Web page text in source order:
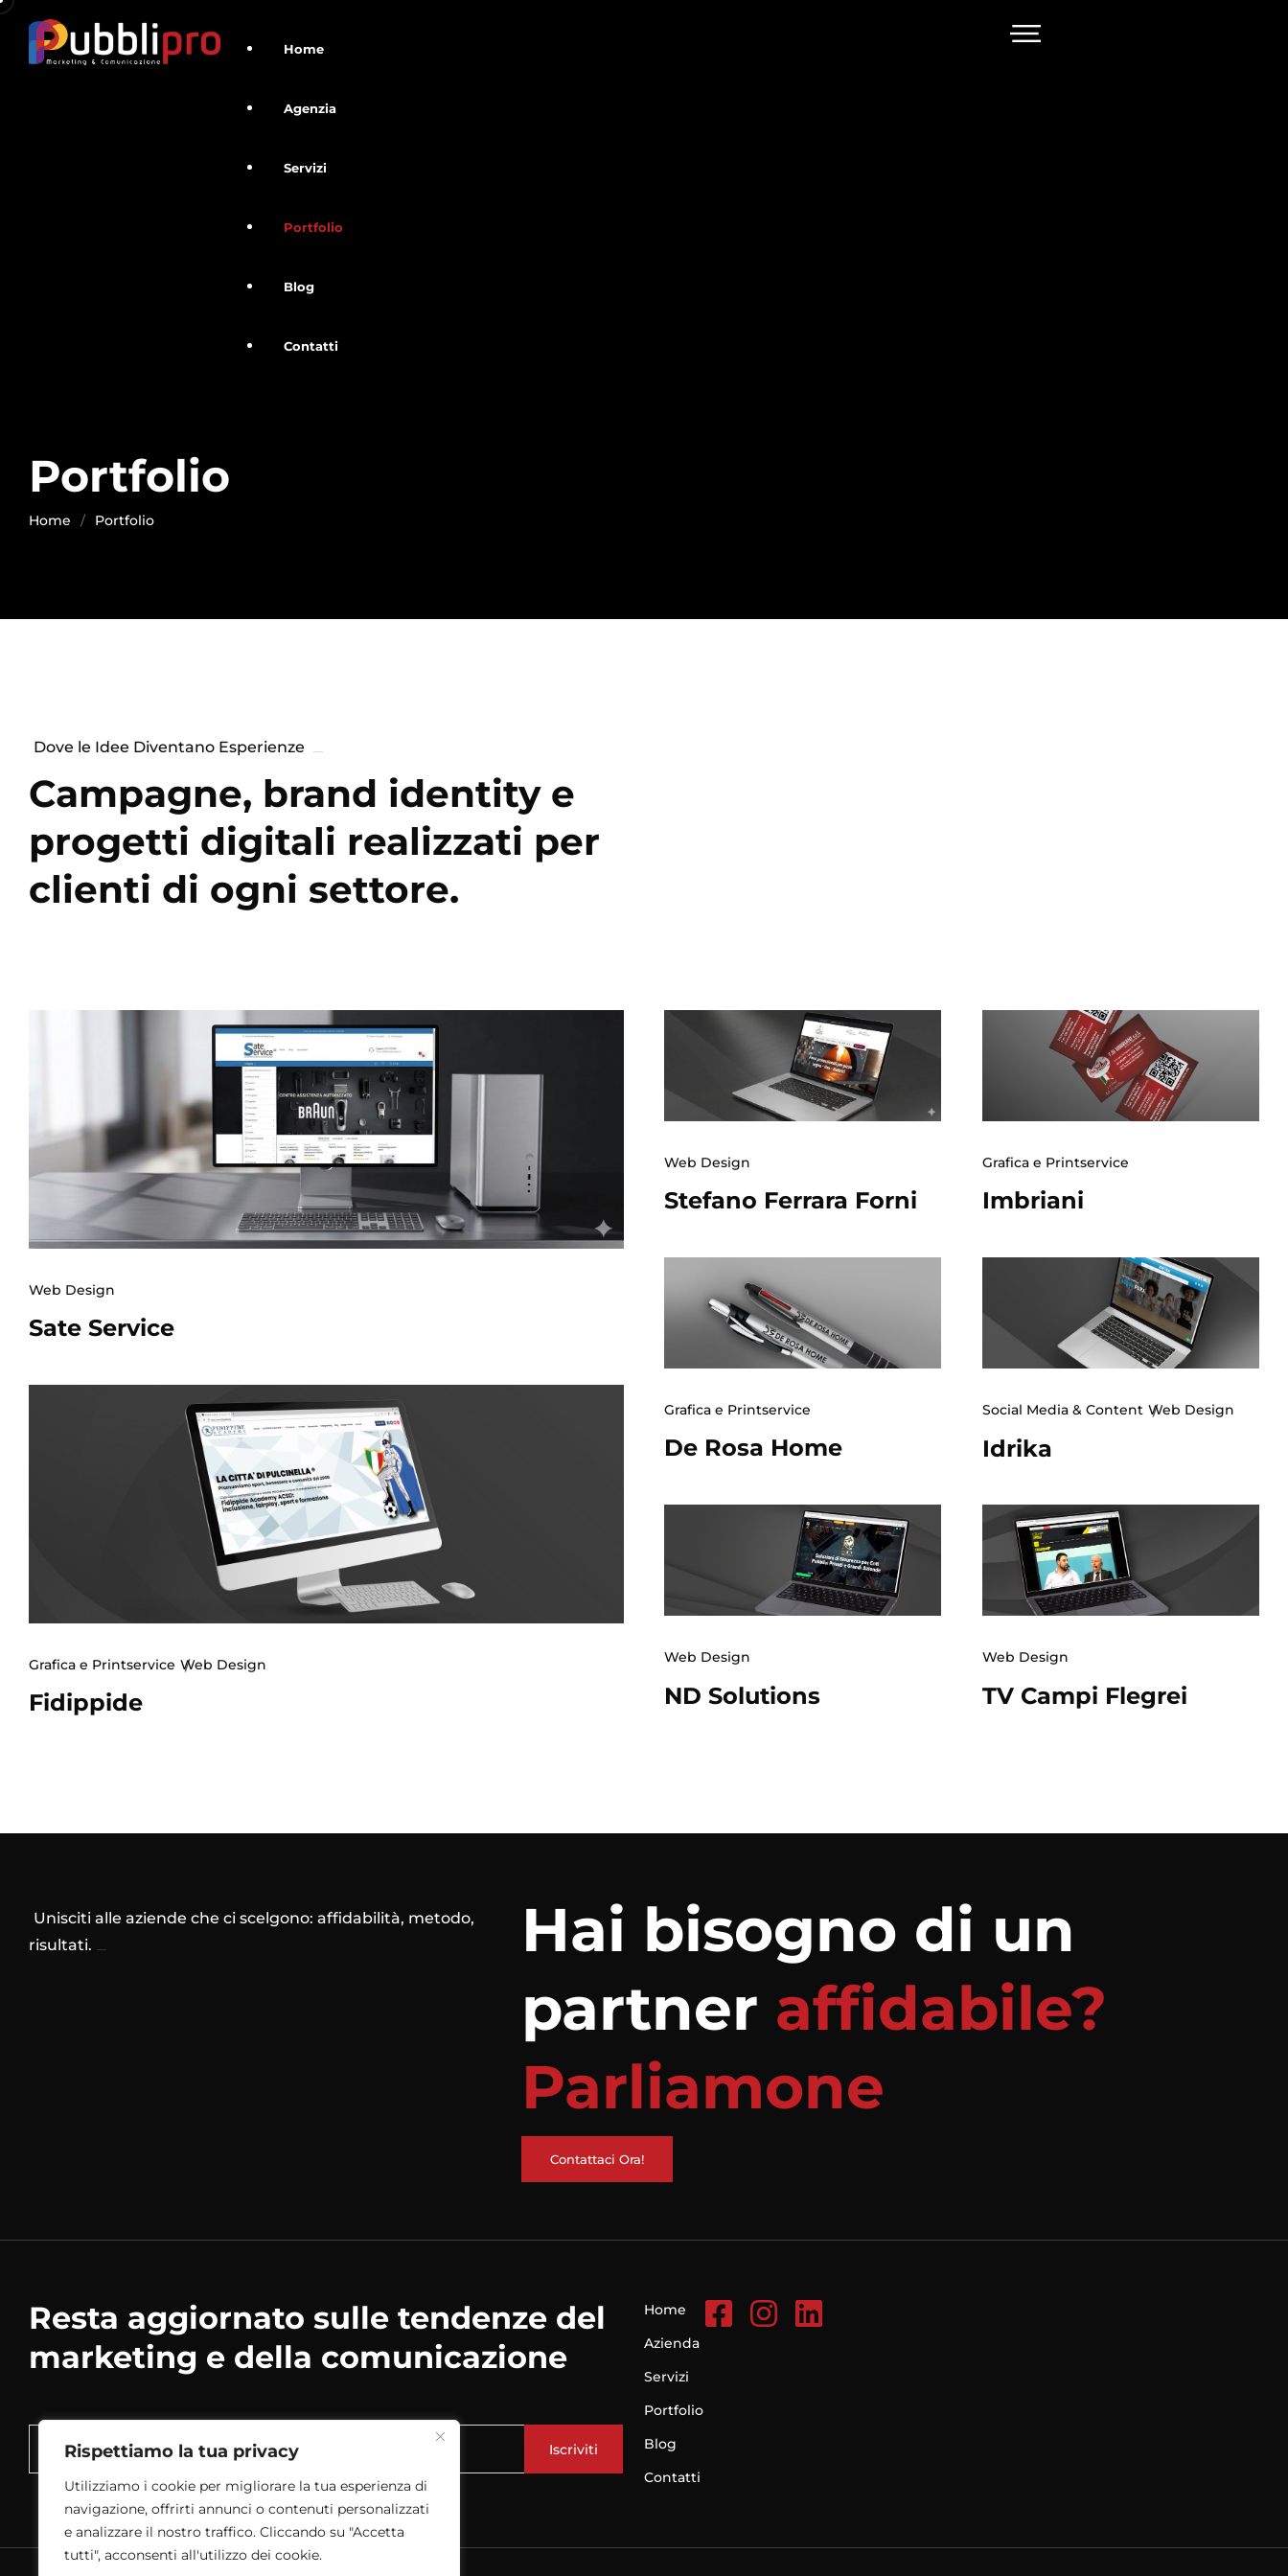
Rispettiamo la tua privacy
Utilizziamo i cookie per migliorare la tua esperienza di
navigazione, offrirti annunci o contenuti personalizzati
e analizzare il nostro traffico. Cliccando su "Accetta
tutti", acconsenti all'utilizzo dei cookie.
Home
Agenzia
Servizi
Portfolio
Blog
Contatti
Portfolio
Home Portfolio
Dove le Idee Diventano Esperienze
Campagne, brand identity e
progetti digitali realizzati per
clienti di ogni settore.
Web Design
Sate Service
Web Design
Stefano Ferrara Forni
Grafica e Printservice
Imbriani
Grafica e Printservice
De Rosa Home
Social Media & Content Web Design
Idrika
Grafica e Printservice Web Design
Fidippide
Web Design
ND Solutions
Web Design
TV Campi Flegrei
Unisciti alle aziende che ci scelgono: affidabilità, metodo,
risultati.
Hai bisogno di un
partner affidabile?
Parliamone
Contattaci Ora!
Resta aggiornato sulle tendenze del
marketing e della comunicazione
Iscriviti
Home
Azienda
Servizi
Portfolio
Blog
Contatti